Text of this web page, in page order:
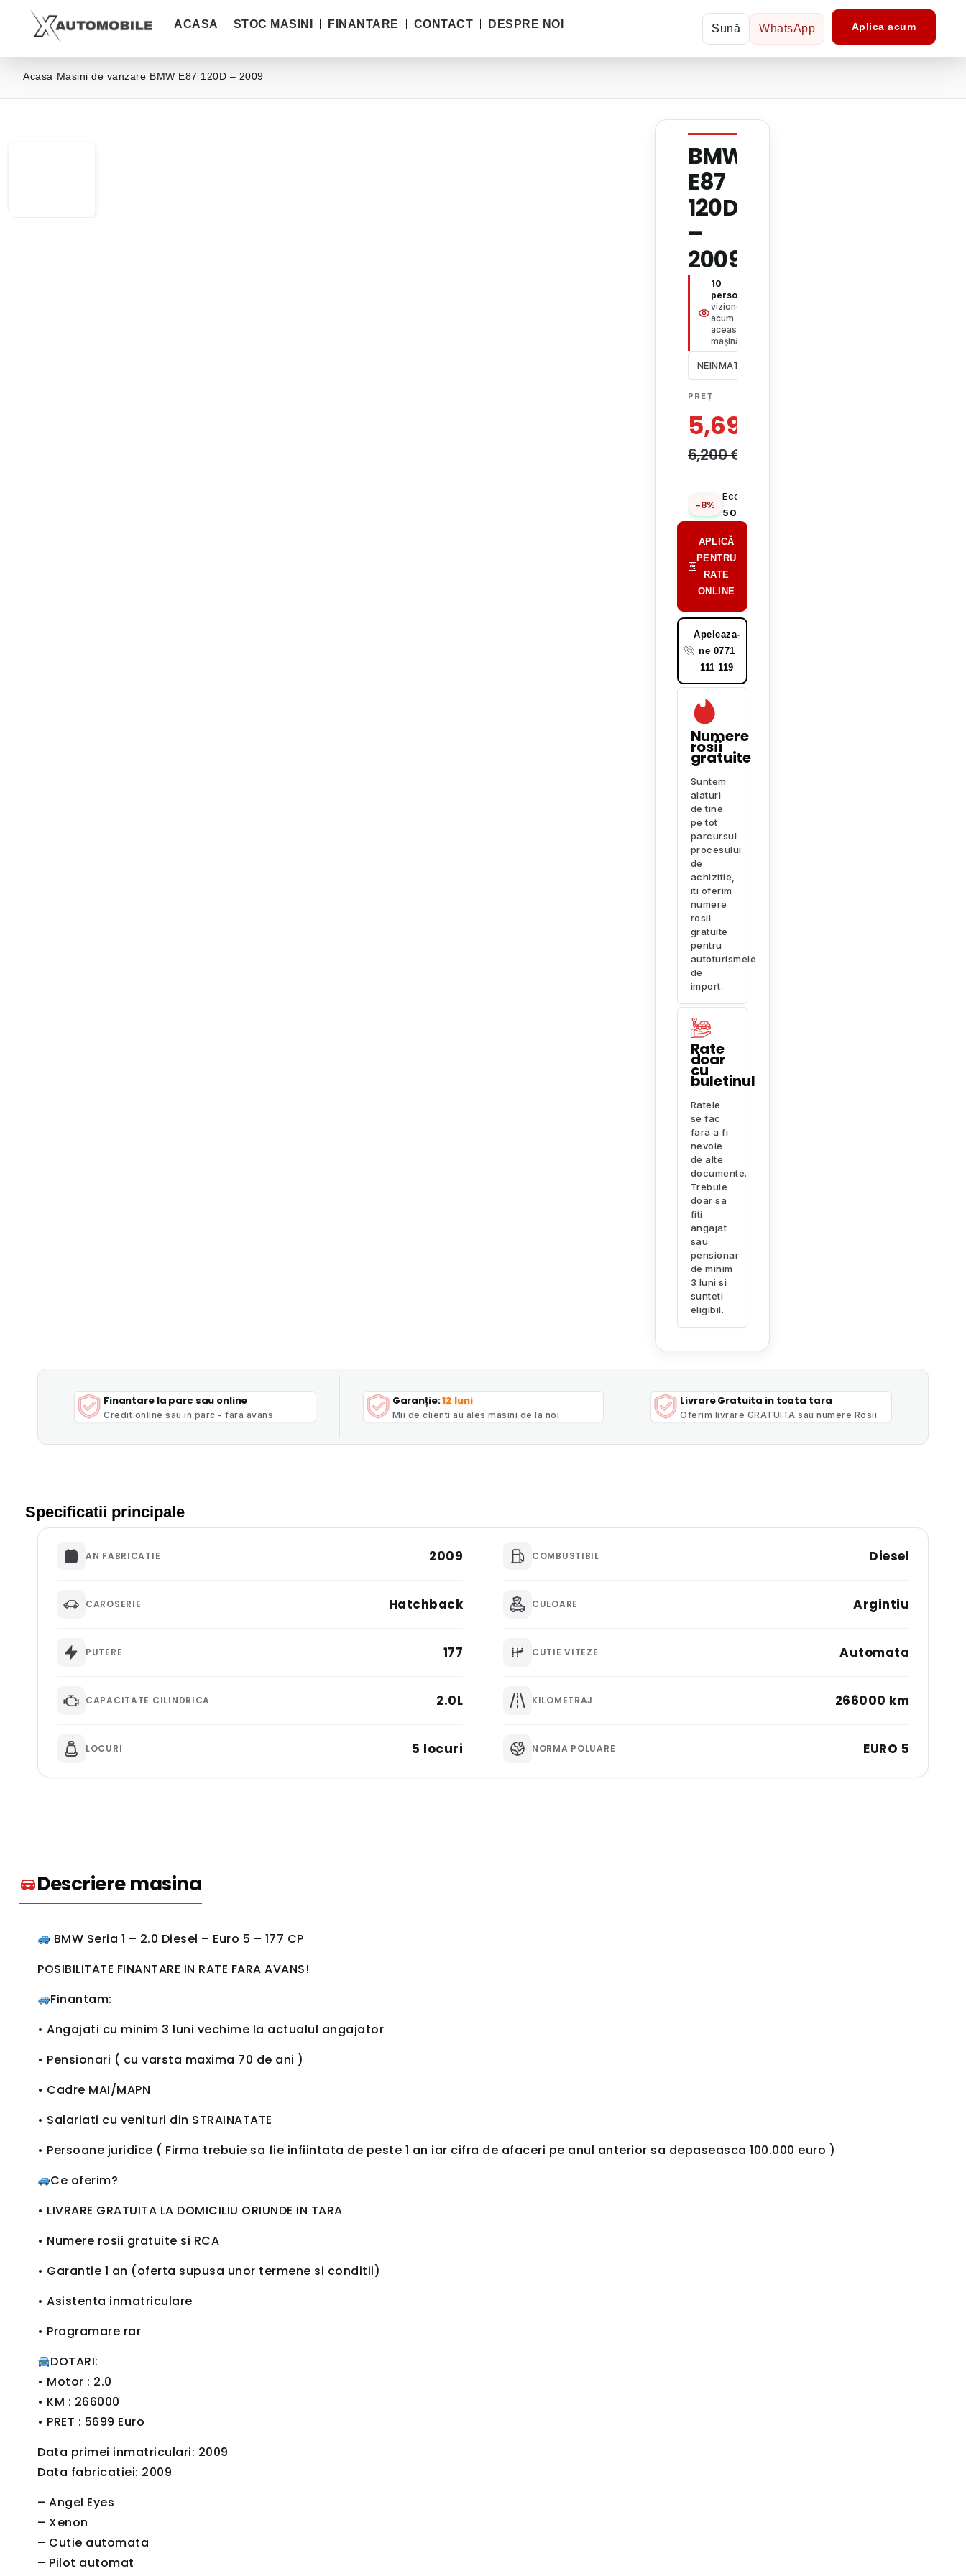
ACASA STOC MASINI FINANTARE CONTACT DESPRE NOI Sună WhatsApp Aplica acum
Acasa Masini de vanzare BMW E87 120D – 2009
BMW
E87
120D
–
2009
10
persoane
vizionează
acum
această
mașină
NEINMATRICULATA
PREȚ
6,200€
5,699
−8%
Economisești
501 €
APLICĂ
PENTRU
RATE
ONLINE
Apeleaza-
ne 0771
111 119
Numere
rosii
gratuite
Suntem
alaturi
de tine
pe tot
parcursul
procesului
de
achizitie,
iti oferim
numere
rosii
gratuite
pentru
autoturismele
de
import.
Rate
doar
cu
buletinul
Ratele
se fac
fara a fi
nevoie
de alte
documente.
Trebuie
doar sa
fiti
angajat
sau
pensionar
de minim
3 luni si
sunteti
eligibil.
Finantare la parc sau online
Credit online sau in parc - fara avans
Garanție:12 luni
Mii de clienti au ales masini de la noi
Livrare Gratuita in toata tara
Oferim livrare GRATUITA sau numere Rosii
Specificatii principale
AN FABRICATIE 2009 COMBUSTIBIL Diesel
CAROSERIE Hatchback CULOARE Argintiu
PUTERE 177 CUTIE VITEZE Automata
CAPACITATE CILINDRICA 2.0L KILOMETRAJ 266000 km
LOCURI 5 locuri NORMA POLUARE EURO 5
Descriere masina​
BMW Seria 1 – 2.0 Diesel – Euro 5 – 177 CP
POSIBILITATE FINANTARE IN RATE FARA AVANS!
Finantam:
• Angajati cu minim 3 luni vechime la actualul angajator
• Pensionari ( cu varsta maxima 70 de ani )
• Cadre MAI/MAPN
• Salariati cu venituri din STRAINATATE
• Persoane juridice ( Firma trebuie sa fie infiintata de peste 1 an iar cifra de afaceri pe anul anterior sa depaseasca 100.000 euro )
Ce oferim?
• LIVRARE GRATUITA LA DOMICILIU ORIUNDE IN TARA
• Numere rosii gratuite si RCA
• Garantie 1 an (oferta supusa unor termene si conditii)
• Asistenta inmatriculare
• Programare rar
DOTARI:
• Motor : 2.0
• KM : 266000
• PRET : 5699 Euro
Data primei inmatriculari: 2009
Data fabricatiei: 2009
– Angel Eyes
– Xenon
– Cutie automata
– Pilot automat